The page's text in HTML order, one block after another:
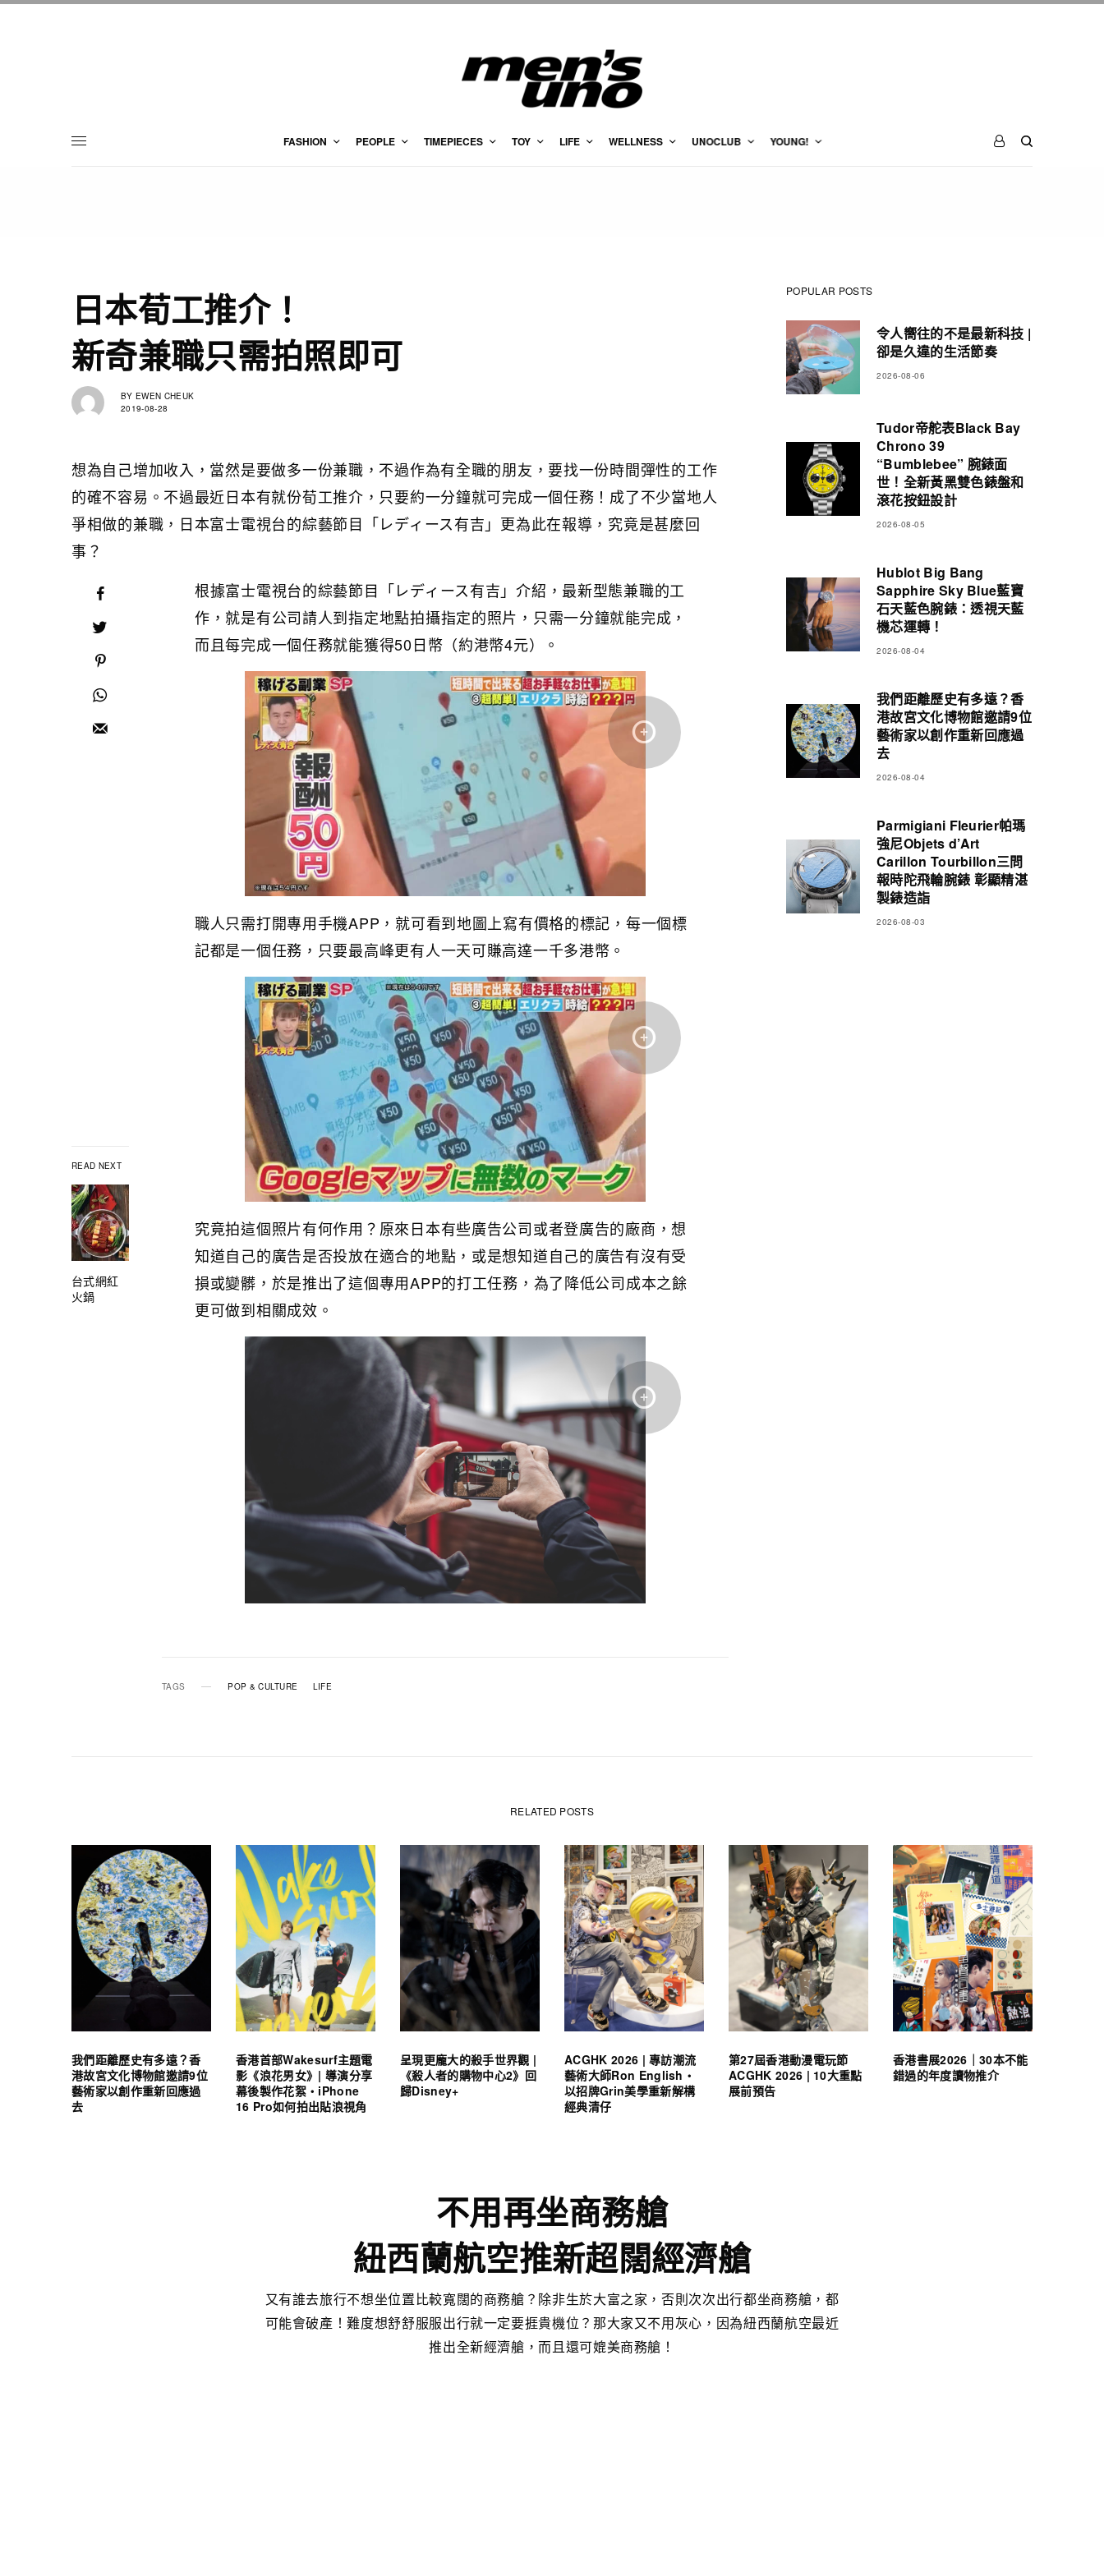
FASHION PEOPLE TIMEPIECES TOY LIFE WELLNESS UNOCLUB YOUNG!
日本荀工推介！
新奇兼職只需拍照即可
BY EWEN CHEUK
2019-08-28
想為自己增加收入，當然是要做多一份兼職，不過作為有全職的朋友，要找一份時間彈性的工作
的確不容易。不過最近日本有就份荀工推介，只要約一分鐘就可完成一個任務！成了不少當地人
爭相做的兼職，日本富士電視台的綜藝節目「レディース有吉」更為此在報導，究竟是甚麼回
事？
READ NEXT
台式網紅
火鍋
根據富士電視台的綜藝節目「レディース有吉」介紹，最新型態兼職的工
作，就是有公司請人到指定地點拍攝指定的照片，只需一分鐘就能完成，
而且每完成一個任務就能獲得50日幣（約港幣4元）。
職人只需打開專用手機APP，就可看到地圖上寫有價格的標記，每一個標
記都是一個任務，只要最高峰更有人一天可賺高達一千多港幣。
究竟拍這個照片有何作用？原來日本有些廣告公司或者登廣告的廠商，想
知道自己的廣告是否投放在適合的地點，或是想知道自己的廣告有沒有受
損或變髒，於是推出了這個專用APP的打工任務，為了降低公司成本之餘
更可做到相關成效。
TAGS POP & CULTURE LIFE
POPULAR POSTS
令人嚮往的不是最新科技 |
卻是久違的生活節奏
2026-08-06
Tudor帝舵表Black Bay
Chrono 39
“Bumblebee” 腕錶面
世！全新黃黑雙色錶盤和
滾花按鈕設計
2026-08-05
Hublot Big Bang
Sapphire Sky Blue藍寶
石天藍色腕錶：透視天藍
機芯運轉！
2026-08-04
我們距離歷史有多遠？香
港故宮文化博物館邀請9位
藝術家以創作重新回應過
去
2026-08-04
Parmigiani Fleurier帕瑪
強尼Objets d’Art
Carillon Tourbillon三問
報時陀飛輪腕錶 彰顯精湛
製錶造詣
2026-08-03
RELATED POSTS
我們距離歷史有多遠？香
港故宮文化博物館邀請9位
藝術家以創作重新回應過
去
香港首部Wakesurf主題電
影《浪花男女》| 導演分享
幕後製作花絮・iPhone
16 Pro如何拍出貼浪視角
呈現更龐大的殺手世界觀 |
《殺人者的購物中心2》回
歸Disney+
ACGHK 2026 | 專訪潮流
藝術大師Ron English・
以招牌Grin美學重新解構
經典清仔
第27屆香港動漫電玩節
ACGHK 2026 | 10大重點
展前預告
香港書展2026｜30本不能
錯過的年度讀物推介
不用再坐商務艙
紐西蘭航空推新超闊經濟艙
又有誰去旅行不想坐位置比較寬闊的商務艙？除非生於大富之家，否則次次出行都坐商務艙，都
可能會破產！難度想舒舒服服出行就一定要捱貴機位？那大家又不用灰心，因為紐西蘭航空最近
推出全新經濟艙，而且還可媲美商務艙！